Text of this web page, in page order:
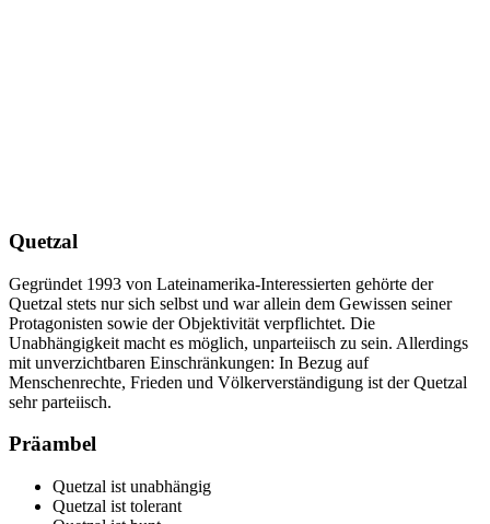
Quetzal
Gegründet 1993 von Lateinamerika-Interessierten gehörte der
Quetzal stets nur sich selbst und war allein dem Gewissen seiner
Protagonisten sowie der Objektivität verpflichtet. Die
Unabhängigkeit macht es möglich, unparteiisch zu sein. Allerdings
mit unverzichtbaren Einschränkungen: In Bezug auf
Menschenrechte, Frieden und Völkerverständigung ist der Quetzal
sehr parteiisch.
Präambel
Quetzal ist unabhängig
Quetzal ist tolerant